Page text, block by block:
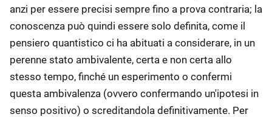
anzi per essere precisi sempre fino a prova contraria; la
conoscenza può quindi essere solo definita, come il
pensiero quantistico ci ha abituati a considerare, in un
perenne stato ambivalente, certa e non certa allo
stesso tempo, finché un esperimento o confermi
questa ambivalenza (ovvero confermando un'ipotesi in
senso positivo) o screditandola definitivamente. Per